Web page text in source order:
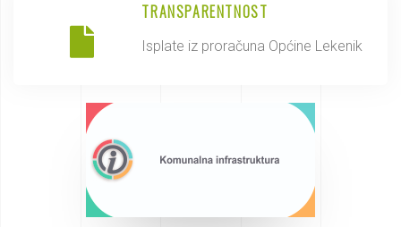
TRANSPARENTNOST
Isplate iz proračuna Općine Lekenik